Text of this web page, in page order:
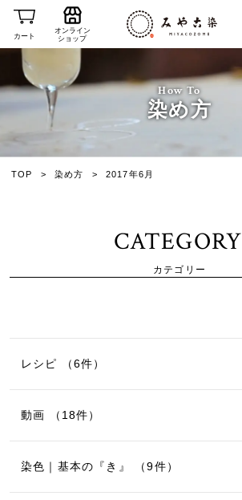
カート
オンライン
ショップ
How To
染め方
TOP 染め方 2017年6月
CATEGORY
カテゴリー
レシピ （6件）
動画 （18件）
染色｜基本の『き』 （9件）